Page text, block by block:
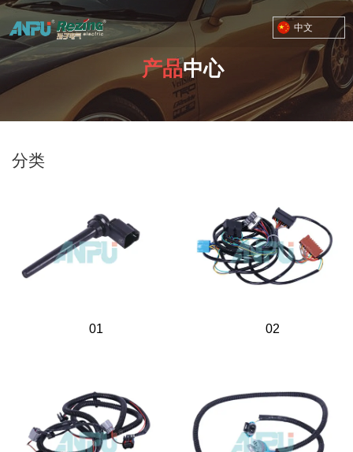
中文
产品中心
TOYOTA MOTOR CORPORATION
您的位置：首页
分类
01 02